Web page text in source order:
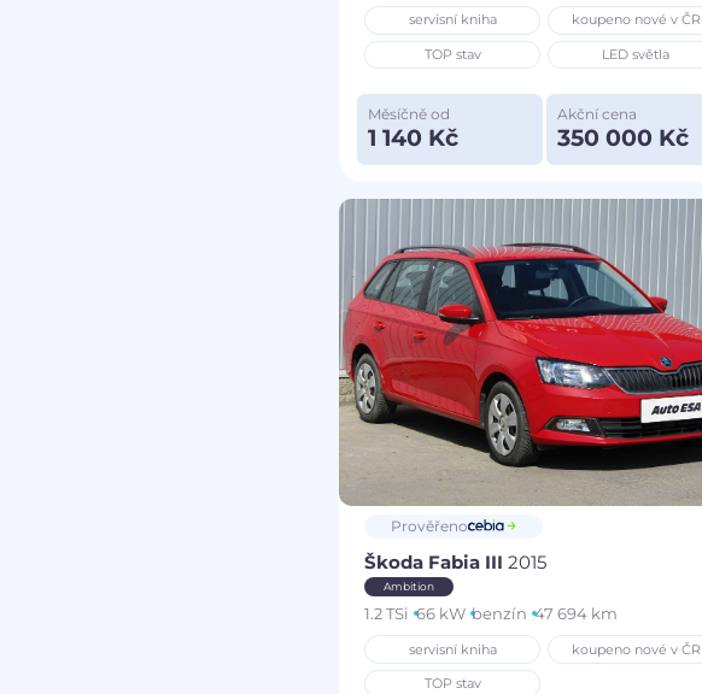
servisní kniha koupeno nové v ČR
TOP stav LED světla
Měsíčně od
1 140 Kč
Akční cena
350 000 Kč
Prověřeno
Škoda Fabia III2015
Ambition
1.2 TSi 66 kW benzín 47 694 km
servisní kniha koupeno nové v ČR
TOP stav